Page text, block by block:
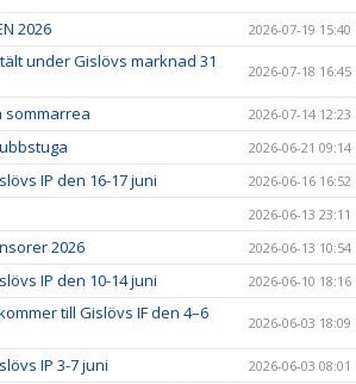
2026 2026-07-19 15:40
under Gislövs marknad 31
2026-07-18 16:45
sommarrea 2026-07-14 12:23
2026-06-21 09:14
IP den 16-17 juni 2026-06-16 16:52
2026-06-13 23:11
2026 2026-06-13 10:54
IP den 10-14 juni 2026-06-10 18:16
till Gislövs IF den 4–6
2026-06-03 18:09
IP 3-7 juni 2026-06-03 08:01